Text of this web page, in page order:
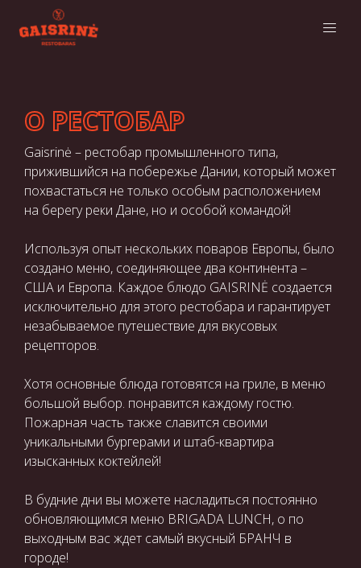
О РЕСТОБАР
Gaisrinė – рестобар промышленного типа,
прижившийся на побережье Дании, который может
похвастаться не только особым расположением
на берегу реки Дане, но и особой командой!
Используя опыт нескольких поваров Европы, было
создано меню, соединяющее два континента –
США и Европа. Каждое блюдо GAISRINĖ создается
исключительно для этого рестобара и гарантирует
незабываемое путешествие для вкусовых
рецепторов.
Хотя основные блюда готовятся на гриле, в меню
большой выбор. понравится каждому гостю.
Пожарная часть также славится своими
уникальными бургерами и штаб-квартира
изысканных коктейлей!
В будние дни вы можете насладиться постоянно
обновляющимся меню BRIGADA LUNCH, o по
выходным вас ждет самый вкусный БРАНЧ в
городе!